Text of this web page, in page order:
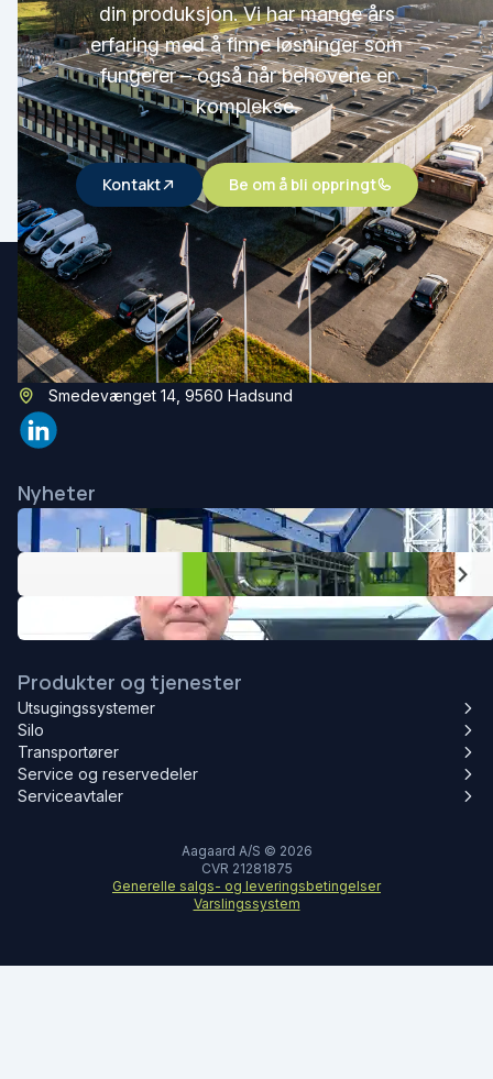
din produksjon. Vi har mange års
erfaring med å finne løsninger som
fungerer – også når behovene er
komplekse.
Kontakt Be om å bli oppringt
Aagaard A/S
(+45) 96 53 12 00
mail@aagaard-systems.dk
Smedevænget 14, 9560 Hadsund
Nyheter
Produkter og tjenester
Utsugingssystemer
Silo
Transportører
Service og reservedeler
Serviceavtaler
Aagaard A/S © 2026
CVR 21281875
Generelle salgs- og leveringsbetingelser
Varslingssystem